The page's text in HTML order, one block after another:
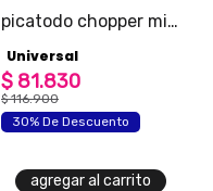
picatodo chopper mix
Universal
$ 81.830
$ 116.900
30% De Descuento
agregar al carrito